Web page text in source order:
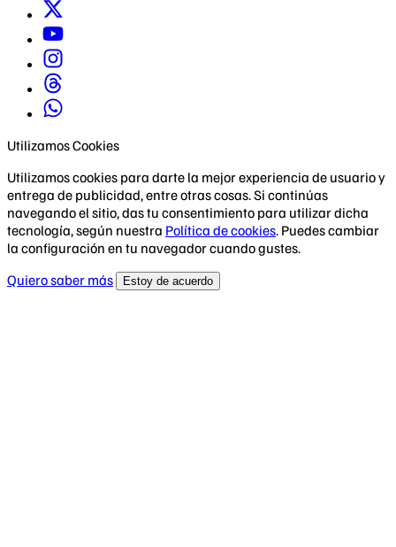
Utilizamos Cookies
Utilizamos cookies para darte la mejor experiencia de usuario y
entrega de publicidad, entre otras cosas. Si continúas
navegando el sitio, das tu consentimiento para utilizar dicha
tecnología, según nuestra Política de cookies. Puedes cambiar
la configuración en tu navegador cuando gustes.
Quiero saber más
Estoy de acuerdo